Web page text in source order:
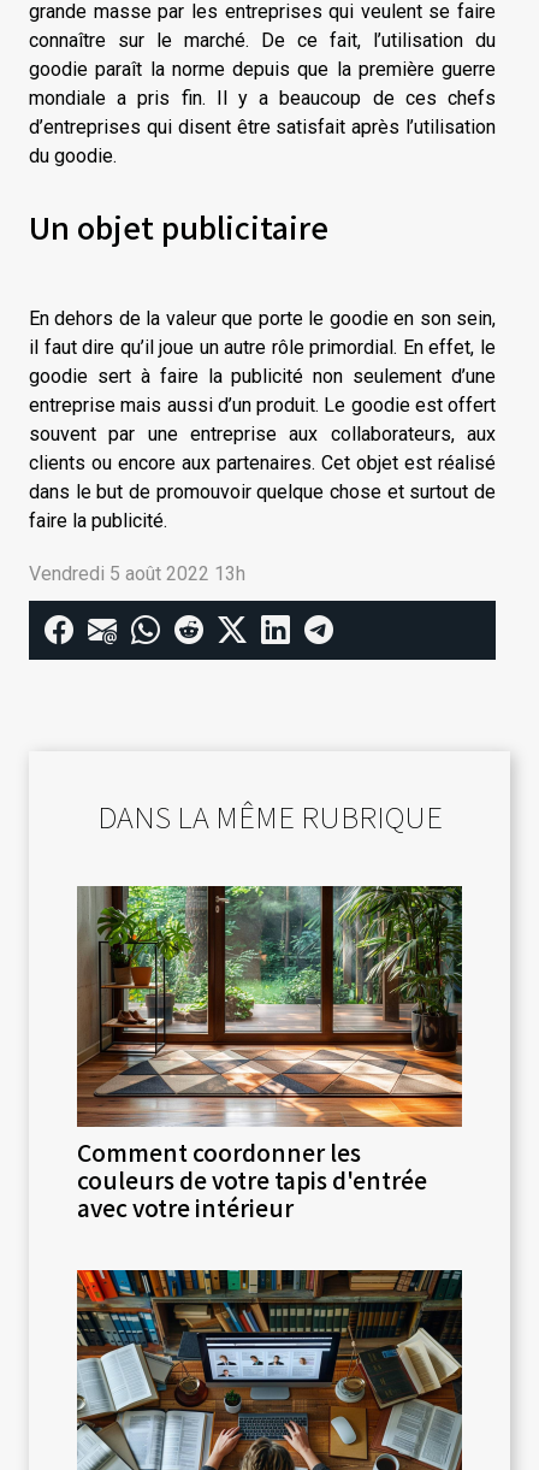
grande masse par les entreprises qui veulent se faire
connaître sur le marché. De ce fait, l’utilisation du
goodie paraît la norme depuis que la première guerre
mondiale a pris fin. Il y a beaucoup de ces chefs
d’entreprises qui disent être satisfait après l’utilisation
du goodie.
Un objet publicitaire
En dehors de la valeur que porte le goodie en son sein,
il faut dire qu’il joue un autre rôle primordial. En effet, le
goodie sert à faire la publicité non seulement d’une
entreprise mais aussi d’un produit. Le goodie est offert
souvent par une entreprise aux collaborateurs, aux
clients ou encore aux partenaires. Cet objet est réalisé
dans le but de promouvoir quelque chose et surtout de
faire la publicité.
Vendredi 5 août 2022 13h
DANS LA MÊME RUBRIQUE
Comment coordonner les
couleurs de votre tapis d'entrée
avec votre intérieur